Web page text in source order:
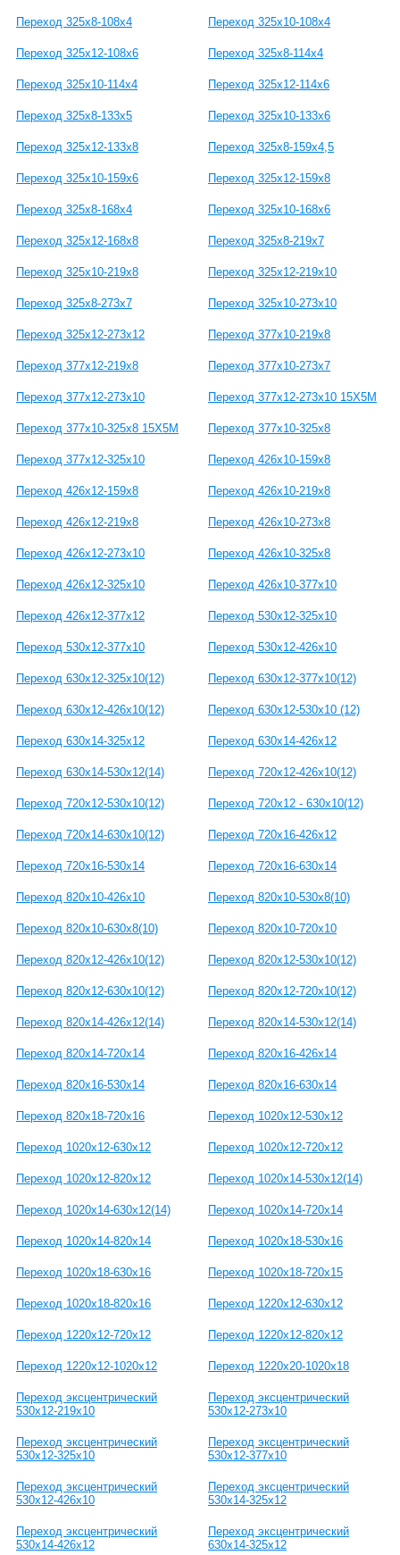
Переход 325х8-108х4 Переход 325х10-108х4
Переход 325х12-108х6 Переход 325х8-114х4
Переход 325х10-114х4 Переход 325х12-114х6
Переход 325х8-133х5 Переход 325х10-133х6
Переход 325х12-133х8 Переход 325х8-159х4,5
Переход 325х10-159х6 Переход 325х12-159х8
Переход 325х8-168х4 Переход 325х10-168х6
Переход 325х12-168х8 Переход 325х8-219х7
Переход 325х10-219х8 Переход 325х12-219х10
Переход 325х8-273х7 Переход 325х10-273х10
Переход 325х12-273х12 Переход 377х10-219х8
Переход 377х12-219х8 Переход 377х10-273х7
Переход 377х12-273х10 Переход 377х12-273х10 15Х5М
Переход 377х10-325х8 15Х5М Переход 377х10-325х8
Переход 377х12-325х10 Переход 426х10-159х8
Переход 426х12-159х8 Переход 426х10-219х8
Переход 426х12-219х8 Переход 426х10-273х8
Переход 426х12-273х10 Переход 426х10-325х8
Переход 426х12-325х10 Переход 426х10-377х10
Переход 426х12-377х12 Переход 530х12-325х10
Переход 530х12-377х10 Переход 530х12-426х10
Переход 630x12-325x10(12) Переход 630x12-377x10(12)
Переход 630x12-426x10(12) Переход 630x12-530x10 (12)
Переход 630x14-325x12 Переход 630x14-426x12
Переход 630x14-530x12(14) Переход 720x12-426x10(12)
Переход 720x12-530x10(12) Переход 720x12 - 630x10(12)
Переход 720x14-630x10(12) Переход 720x16-426x12
Переход 720x16-530x14 Переход 720x16-630x14
Переход 820x10-426x10 Переход 820x10-530x8(10)
Переход 820x10-630x8(10) Переход 820x10-720x10
Переход 820x12-426x10(12) Переход 820x12-530x10(12)
Переход 820x12-630x10(12) Переход 820x12-720x10(12)
Переход 820x14-426x12(14) Переход 820x14-530x12(14)
Переход 820x14-720x14 Переход 820x16-426x14
Переход 820x16-530x14 Переход 820x16-630x14
Переход 820x18-720x16 Переход 1020x12-530x12
Переход 1020x12-630x12 Переход 1020x12-720x12
Переход 1020x12-820x12 Переход 1020x14-530x12(14)
Переход 1020x14-630x12(14) Переход 1020x14-720x14
Переход 1020x14-820x14 Переход 1020x18-530x16
Переход 1020x18-630x16 Переход 1020x18-720x15
Переход 1020x18-820x16 Переход 1220x12-630x12
Переход 1220x12-720x12 Переход 1220x12-820x12
Переход 1220x12-1020x12 Переход 1220x20-1020x18
Переход эксцентрический
530x12-219x10
Переход эксцентрический
530x12-273x10
Переход эксцентрический
530x12-325x10
Переход эксцентрический
530x12-377x10
Переход эксцентрический
530x12-426x10
Переход эксцентрический
530x14-325x12
Переход эксцентрический
530x14-426x12
Переход эксцентрический
630x14-325x12